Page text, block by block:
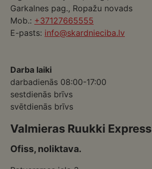
Garkalnes pag., Ropažu novads
Mob.: +37127665555
E-pasts: info@skardnieciba.lv
Darba laiki
darbadienās 08:00-17:00
sestdienās brīvs
svētdienās brīvs
Valmieras Ruukki Express
Ofiss, noliktava.